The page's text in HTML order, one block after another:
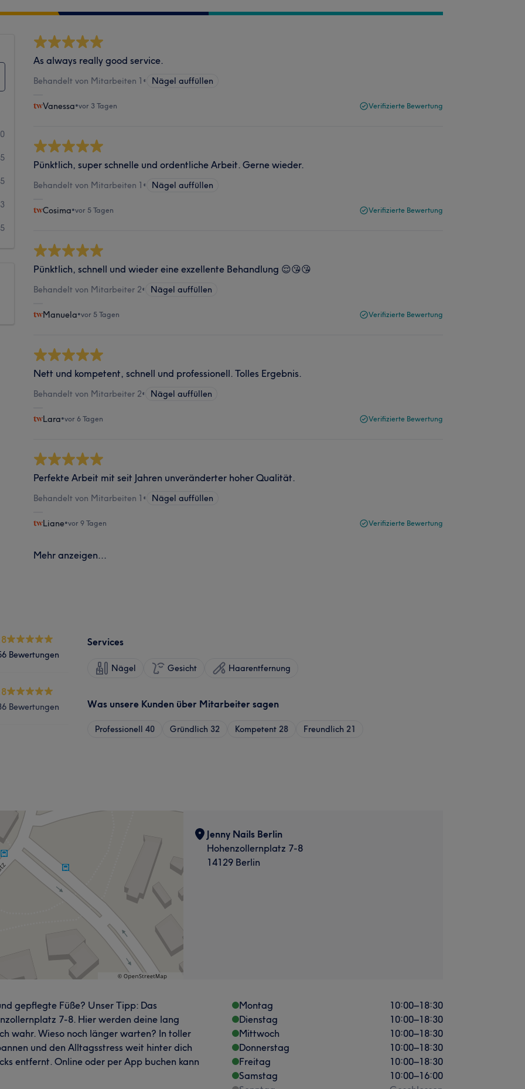
5
As always really good service.
Behandelt von Mitarbeiten 1 • Nägel auffüllen
Vanessa•vor 3 Tagen Verifizierte Bewertung
Pünktlich, super schnelle und ordentliche Arbeit. Gerne wieder.
Behandelt von Mitarbeiten 1 • Nägel auffüllen
Cosima•vor 5 Tagen Verifizierte Bewertung
Pünktlich, schnell und wieder eine exzellente Behandlung 😌😘😘
Behandelt von Mitarbeiter 2• Nägel auffüllen
Manuela•vor 5 Tagen Verifizierte Bewertung
Nett und kompetent, schnell und professionell. Tolles Ergebnis.
Behandelt von Mitarbeiter 2• Nägel auffüllen
Lara•vor 6 Tagen Verifizierte Bewertung
Perfekte Arbeit mit seit Jahren unveränderter hoher Qualität.
Behandelt von Mitarbeiten 1 • Nägel auffüllen
Liane•vor 9 Tagen Verifizierte Bewertung
Mehr anzeigen...
Bewertungen
Bewertungen
Services
Nägel Gesicht Haarentfernung
Was unsere Kunden über Mitarbeiter sagen
Professionell 40 Gründlich 32 Kompetent 28 Freundlich 21
Jenny Nails Berlin
Hohenzollernplatz 7-8
14129 Berlin
gepflegte Füße? Unser Tipp: Das
7-8. Hier werden deine lang
wahr. Wieso noch länger warten? In toller
und den Alltagsstress weit hinter dich
entfernt. Online oder per App buchen kann
Montag 10:00–18:30
Dienstag
10:00–18:30
Mittwoch
10:00–18:30
Donnerstag
10:00–18:30
Freitag
10:00–18:30
Samstag
10:00–16:00